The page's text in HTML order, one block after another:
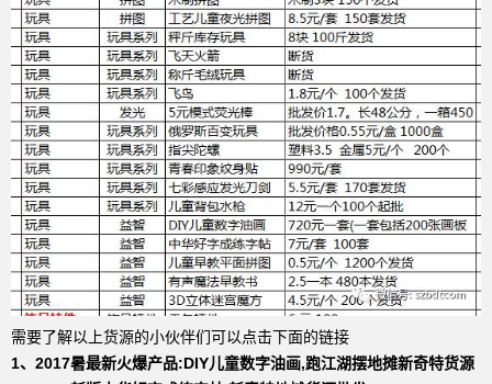
需要了解以上货源的小伙伴们可以点击下面的链接
1、 2017暑最新火爆产品:DIY儿童数字油画,跑江湖摆地摊新奇特货源